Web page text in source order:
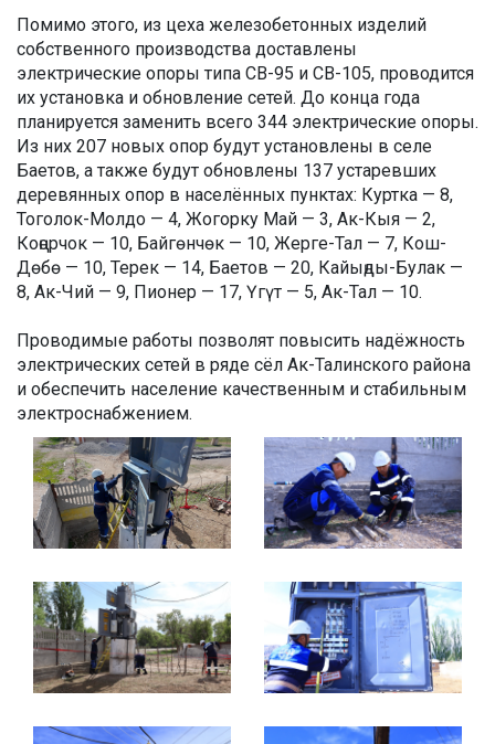
Помимо этого, из цеха железобетонных изделий
собственного производства доставлены
электрические опоры типа СВ-95 и СВ-105, проводится
их установка и обновление сетей. До конца года
планируется заменить всего 344 электрические опоры.
Из них 207 новых опор будут установлены в селе
Баетов, а также будут обновлены 137 устаревших
деревянных опор в населённых пунктах: Куртка — 8,
Тоголок-Молдо — 4, Жогорку Май — 3, Ак-Кыя — 2,
Коңорчок — 10, Байгөнчөк — 10, Жерге-Тал — 7, Кош-
Дөбө — 10, Терек — 14, Баетов — 20, Кайыңды-Булак —
8, Ак-Чий — 9, Пионер — 17, Үгүт — 5, Ак-Тал — 10.
Проводимые работы позволят повысить надёжность
электрических сетей в ряде сёл Ак-Талинского района
и обеспечить население качественным и стабильным
электроснабжением.